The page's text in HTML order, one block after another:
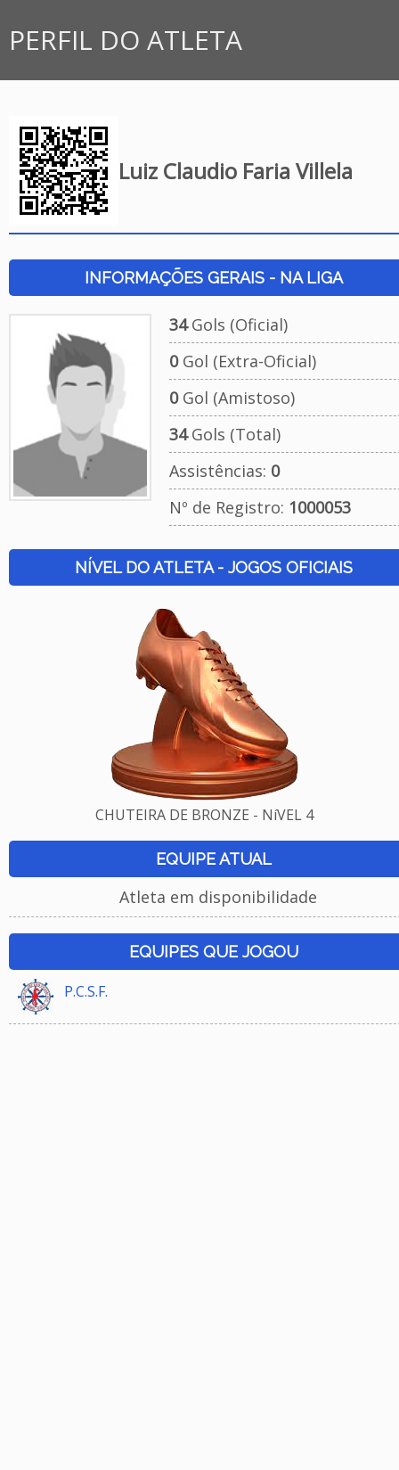
PERFIL DO ATLETA
Luiz Claudio Faria Villela
INFORMAÇÕES GERAIS - NA LIGA
34Gols (Oficial)
0Gol (Extra-Oficial)
0Gol (Amistoso)
34Gols (Total)
Assistências: 0
Nº de Registro: 1000053
NÍVEL DO ATLETA - JOGOS OFICIAIS
CHUTEIRA DE BRONZE - NíVEL 4
EQUIPE ATUAL
Atleta em disponibilidade
EQUIPES QUE JOGOU
P.C.S.F.